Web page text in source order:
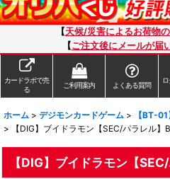
【天候/災害によるお荷物
【ご注文後にメールが届
カードラボで売
る
ご利用案内 よくある質問
ホーム > デジモンカードゲーム >
【BT-
>
【DIG】ブイドラモン【SEC/パラレル】
【DIG】ブイドラモン【